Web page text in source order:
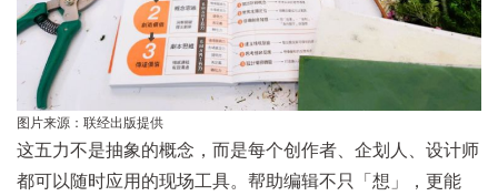
图片来源：联经出版提供
这五力不是抽象的概念，而是每个创作者、企划人、设计师
都可以随时应用的现场工具。帮助编辑不只「想」，更能